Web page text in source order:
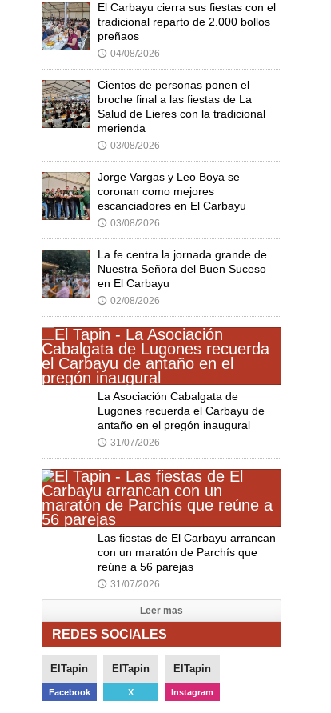
El Carbayu cierra sus fiestas con el
tradicional reparto de 2.000 bollos
preñaos
🕔 04/08/2026
Cientos de personas ponen el
broche final a las fiestas de La
Salud de Lieres con la tradicional
merienda
🕔 03/08/2026
Jorge Vargas y Leo Boya se
coronan como mejores
escanciadores en El Carbayu
🕔 03/08/2026
La fe centra la jornada grande de
Nuestra Señora del Buen Suceso
en El Carbayu
🕔 02/08/2026
La Asociación Cabalgata de
Lugones recuerda el Carbayu de
antaño en el pregón inaugural
🕔 31/07/2026
Las fiestas de El Carbayu arrancan
con un maratón de Parchís que
reúne a 56 parejas
🕔 31/07/2026
Leer mas
REDES SOCIALES
ElTapin
Facebook
ElTapin
X
ElTapin
Instagram